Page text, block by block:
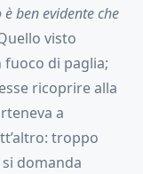
ben evidente che
visto
di paglia;
ricoprire alla
a
troppo
domanda